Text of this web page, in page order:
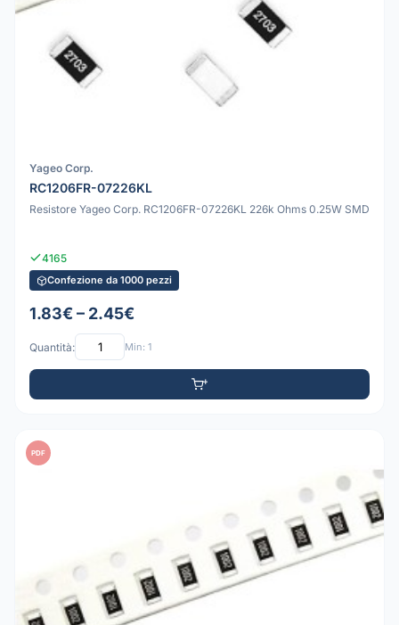
Yageo Corp.
RC1206FR-07226KL
Resistore Yageo Corp. RC1206FR-07226KL 226k Ohms 0.25W SMD
4165
Confezione da 1000 pezzi
1.83€ – 2.45€
Quantità: Min: 1
PDF